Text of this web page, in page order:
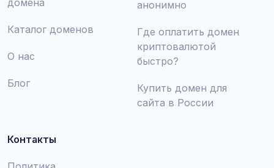
домена
Каталог доменов
О нас
Блог
анонимно
Где оплатить домен
криптовалютой
быстро?
Купить домен для
сайта в России
Контакты